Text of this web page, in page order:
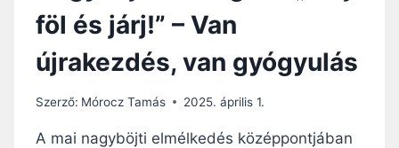
föl és járj!” – Van
újrakezdés, van gyógyulás
Szerző: Mórocz Tamás 2025. április 1.
A mai nagyböjti elmélkedés középpontjában